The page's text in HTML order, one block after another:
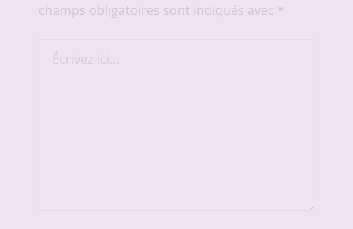
champs obligatoires sont indiqués avec *
ici…